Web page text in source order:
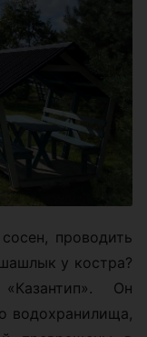
проводить
у костра?
Он
водохранилища,